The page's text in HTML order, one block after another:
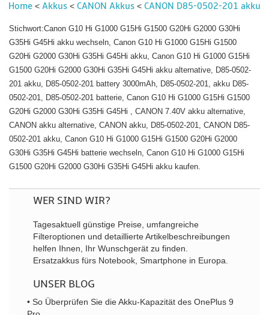
Home <Akkus < CANON Akkus < CANON D85-0502-201 akku
Stichwort:Canon G10 Hi G1000 G15Hi G1500 G20Hi G2000 G30Hi
G35Hi G45Hi akku wechseln, Canon G10 Hi G1000 G15Hi G1500
G20Hi G2000 G30Hi G35Hi G45Hi akku, Canon G10 Hi G1000 G15Hi
G1500 G20Hi G2000 G30Hi G35Hi G45Hi akku alternative, D85-0502-
201 akku, D85-0502-201 battery 3000mAh, D85-0502-201, akku D85-
0502-201, D85-0502-201 batterie, Canon G10 Hi G1000 G15Hi G1500
G20Hi G2000 G30Hi G35Hi G45Hi , CANON 7.40V akku alternative,
CANON akku alternative, CANON akku, D85-0502-201, CANON D85-
0502-201 akku, Canon G10 Hi G1000 G15Hi G1500 G20Hi G2000
G30Hi G35Hi G45Hi batterie wechseln, Canon G10 Hi G1000 G15Hi
G1500 G20Hi G2000 G30Hi G35Hi G45Hi akku kaufen.
WER SIND WIR?
Tagesaktuell günstige Preise, umfangreiche
Filteroptionen und detaillierte Artikelbeschreibungen
helfen Ihnen, Ihr Wunschgerät zu finden.
Ersatzakkus fürs Notebook, Smartphone in Europa.
UNSER BLOG
• So Überprüfen Sie die Akku-Kapazität des OnePlus 9